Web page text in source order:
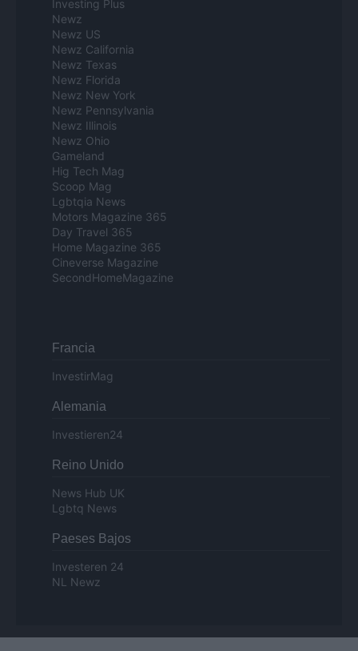
Investing Plus
Newz
Newz US
Newz California
Newz Texas
Newz Florida
Newz New York
Newz Pennsylvania
Newz Illinois
Newz Ohio
Gameland
Hig Tech Mag
Scoop Mag
Lgbtqia News
Motors Magazine 365
Day Travel 365
Home Magazine 365
Cineverse Magazine
SecondHomeMagazine
Francia
InvestirMag
Alemania
Investieren24
Reino Unido
News Hub UK
Lgbtq News
Paeses Bajos
Investeren 24
NL Newz